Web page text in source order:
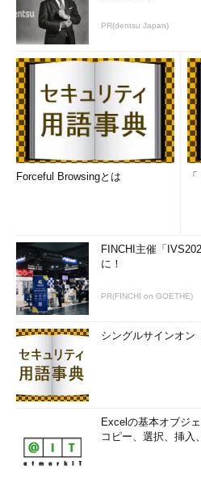
って、これから35歳以上の労働力
いきます。
しかしながら、企業によって年齢
くなれば管理経験を求められること
葉山さんの転職の結果は？
さて、冒頭の葉山さんの話に戻り
より上流工程でクライアントに近
て見送りとなってしまいましたが、
ダー候補として、無事に内定を勝ち
もちろん入念な面接対策と企業分
市場価値を測るうえでは、年齢と
標です。
向にありましたが、法律の改正、
見つめ直すことで、そうした煽り
アプランが見えてくるかもしれませ
PR(dentsu Japan)
Forceful Browsingとは
FINCHI主催「
に！
PR(FINCHI on GOETHE)
シングルサインオン
Excelの基本オブジ
コピー、選択、挿入